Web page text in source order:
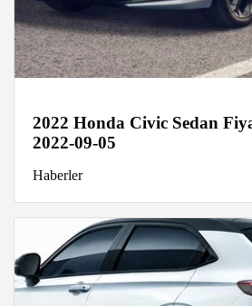
2022 Honda Civic Sedan
2022-09-05
Haberler